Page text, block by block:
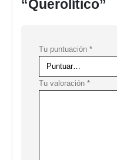
“Querolítico”
Tu puntuación *
Tu valoración *